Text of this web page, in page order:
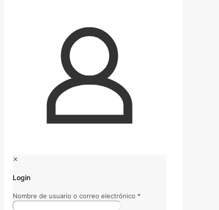
✕
Login
Nombre de usuario o correo electrónico *